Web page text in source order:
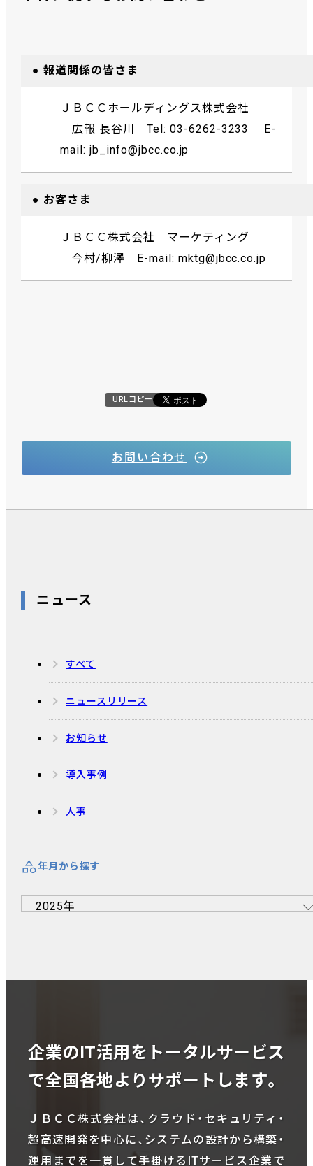
ニュース
すべて
ニュースリリース
お知らせ
導入事例
人事
年月から探す
● 報道関係の皆さま
ＪＢＣＣホールディングス株式会社
広報 長谷川 Tel: 03-6262-3233 E-
mail: jb_info@jbcc.co.jp
● お客さま
ＪＢＣＣ株式会社 マーケティング
今村/柳澤 E-mail: mktg@jbcc.co.jp
URLコピー
お問い合わせ
企業のIT活用をトータルサービス
で全国各地よりサポートします。
ＪＢＣＣ株式会社は、クラウド・セキュリティ・
超高速開発を中心に、システムの設計から構築・
運用までを一貫して手掛けるITサービス企業で